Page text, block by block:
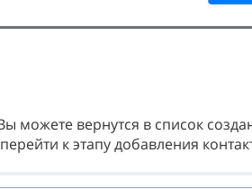
можете вернутся в список
к этапу добавления